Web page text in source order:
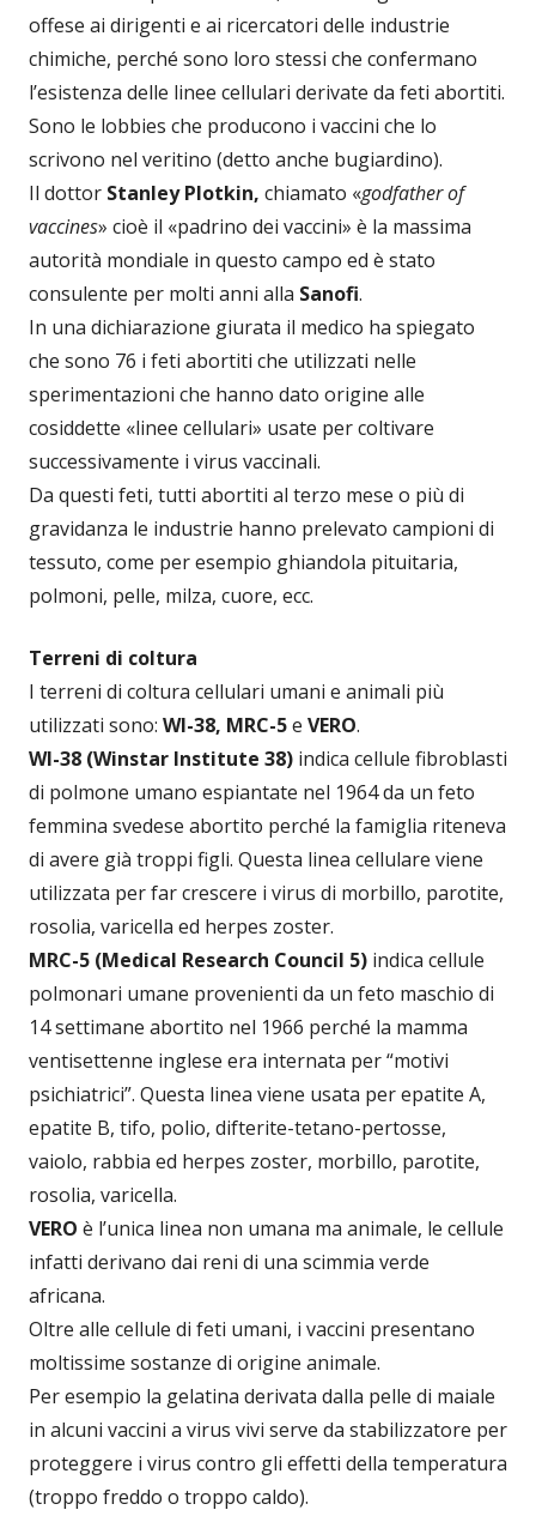
offese ai dirigenti e ai ricercatori delle industrie
chimiche, perché sono loro stessi che confermano
l’esistenza delle linee cellulari derivate da feti abortiti.
Sono le lobbies che producono i vaccini che lo
scrivono nel veritino (detto anche bugiardino).
Il dottor Stanley Plotkin, chiamato «godfather of
vaccines» cioè il «padrino dei vaccini» è la massima
autorità mondiale in questo campo ed è stato
consulente per molti anni alla Sanofi.
In una dichiarazione giurata il medico ha spiegato
che sono 76 i feti abortiti che utilizzati nelle
sperimentazioni che hanno dato origine alle
cosiddette «linee cellulari» usate per coltivare
successivamente i virus vaccinali.
Da questi feti, tutti abortiti al terzo mese o più di
gravidanza le industrie hanno prelevato campioni di
tessuto, come per esempio ghiandola pituitaria,
polmoni, pelle, milza, cuore, ecc.
Terreni di coltura
I terreni di coltura cellulari umani e animali più
utilizzati sono: WI-38, MRC-5e VERO.
WI-38 (Winstar Institute 38) indica cellule fibroblasti
di polmone umano espiantate nel 1964 da un feto
femmina svedese abortito perché la famiglia riteneva
di avere già troppi figli. Questa linea cellulare viene
utilizzata per far crescere i virus di morbillo, parotite,
rosolia, varicella ed herpes zoster.
MRC-5 (Medical Research Council 5) indica cellule
polmonari umane provenienti da un feto maschio di
14 settimane abortito nel 1966 perché la mamma
ventisettenne inglese era internata per “motivi
psichiatrici”. Questa linea viene usata per epatite A,
epatite B, tifo, polio, difterite-tetano-pertosse,
vaiolo, rabbia ed herpes zoster, morbillo, parotite,
rosolia, varicella.
VERO è l’unica linea non umana ma animale, le cellule
infatti derivano dai reni di una scimmia verde
africana.
Oltre alle cellule di feti umani, i vaccini presentano
moltissime sostanze di origine animale.
Per esempio la gelatina derivata dalla pelle di maiale
in alcuni vaccini a virus vivi serve da stabilizzatore per
proteggere i virus contro gli effetti della temperatura
(troppo freddo o troppo caldo).